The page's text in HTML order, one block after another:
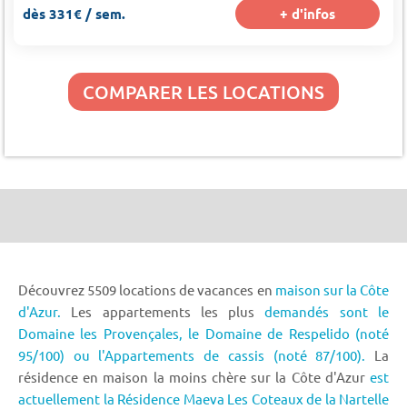
dès 331€ / sem. + d'infos
COMPARER LES LOCATIONS
Découvrez 5509 locations de vacances en maison sur la Côte
d'Azur. Les appartements les plusdemandés sont le
Domaine les Provençales, le Domaine de Respelido (noté
95/100) ou l'Appartements de cassis (noté 87/100). La
résidence en maison la moins chère sur la Côte d'Azur est
actuellement la Résidence Maeva Les Coteaux de la Nartelle